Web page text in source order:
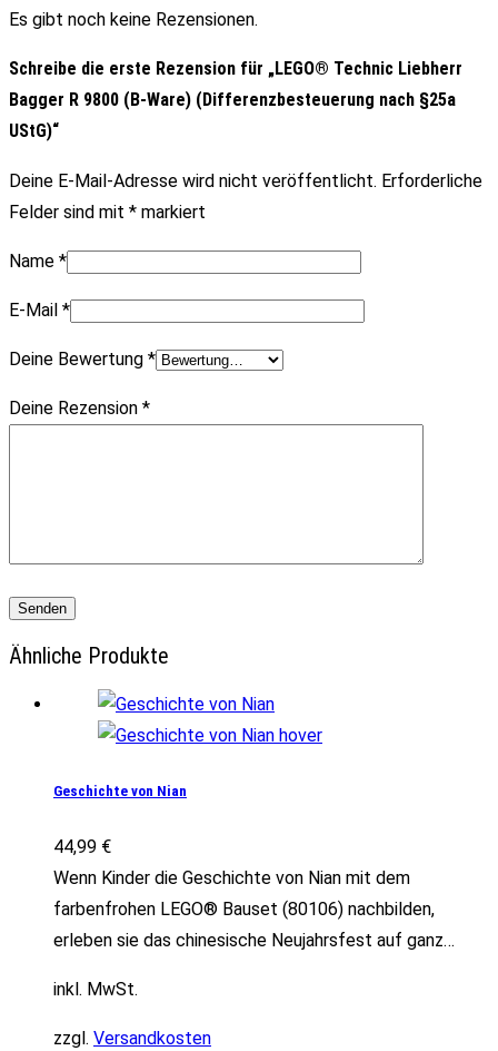
Es gibt noch keine Rezensionen.
Schreibe die erste Rezension für „LEGO® Technic Liebherr
Bagger R 9800 (B-Ware) (Differenzbesteuerung nach §25a
UStG)“
Deine E-Mail-Adresse wird nicht veröffentlicht. Erforderliche
Felder sind mit * markiert
Name *
E-Mail *
Deine Bewertung *
Deine Rezension *
Ähnliche Produkte
Geschichte von Nian
44,99 €
Wenn Kinder die Geschichte von Nian mit dem
farbenfrohen LEGO® Bauset (80106) nachbilden,
erleben sie das chinesische Neujahrsfest auf ganz…
inkl. MwSt.
zzgl. Versandkosten